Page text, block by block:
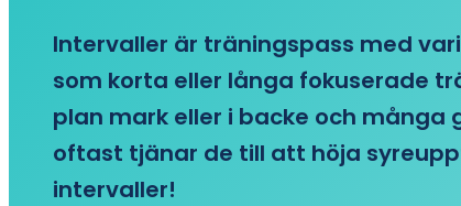
Intervaller är träningspass med
som korta eller långa fokuserade
plan mark eller i backe och
oftast tjänar de till att höja
intervaller!